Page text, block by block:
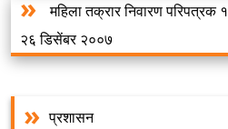
महिला तक्रार निवारण परिपत्रक १
२६ डिसेंबर २००७
प्रशासन